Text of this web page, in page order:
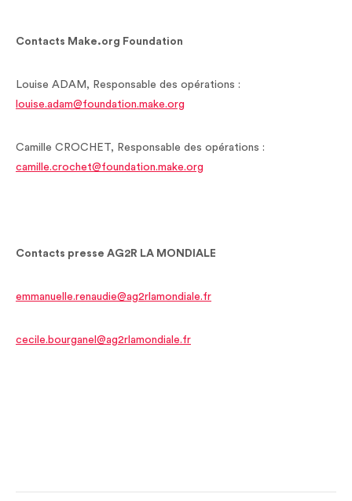
Contacts Make.org Foundation
Louise ADAM, Responsable des opérations :
louise.adam@foundation.make.org
Camille CROCHET, Responsable des opérations :
camille.crochet@foundation.make.org
Contacts presse AG2R LA MONDIALE
emmanuelle.renaudie@ag2rlamondiale.fr
cecile.bourganel@ag2rlamondiale.fr